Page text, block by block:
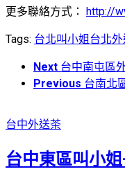
更多聯絡方式： http://
Tags: 台北叫小姐 台北
Next 台中南屯區
Previous 台南北
台中外送茶
台中東區叫小